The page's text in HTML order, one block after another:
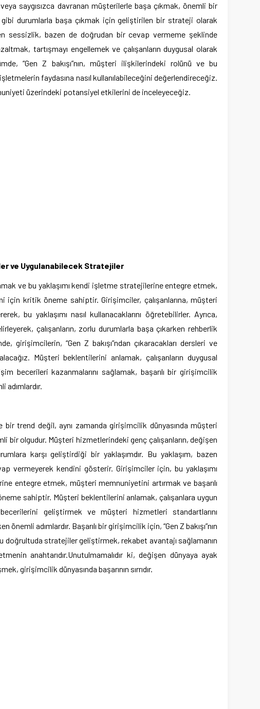
saygısızca davranan müşterilerle başa çıkmak, önemli bir
gibi durumlarla başa çıkmak için geliştirilen bir strateji olarak
sessizlik, bazen de doğrudan bir cevap vermeme şeklinde
tartışmayı engellemek ve çalışanların duygusal olarak
“Gen Z bakışı”nın, müşteri ilişkilerindeki rolünü ve bu
işletmelerin faydasına nasıl kullanılabileceğini değerlendireceğiz.
üzerindeki potansiyel etkilerini de inceleyeceğiz.
ve Uygulanabilecek Stratejiler
ve bu yaklaşımı kendi işletme stratejilerine entegre etmek,
için kritik öneme sahiptir. Girişimciler, çalışanlarına, müşteri
bu yaklaşımı nasıl kullanacaklarını öğretebilirler. Ayrıca,
çalışanların, zorlu durumlarla başa çıkarken rehberlik
girişimcilerin, “Gen Z bakışı”ndan çıkaracakları dersleri ve
Müşteri beklentilerini anlamak, çalışanların duygusal
becerileri kazanmalarını sağlamak, başarılı bir girişimcilik
adımlardır.
bir trend değil, aynı zamanda girişimcilik dünyasında müşteri
bir olgudur. Müşteri hizmetlerindeki genç çalışanların, değişen
karşı geliştirdiği bir yaklaşımdır. Bu yaklaşım, bazen
vermeyerek kendini gösterir. Girişimciler için, bu yaklaşımı
entegre etmek, müşteri memnuniyetini artırmak ve başarılı
sahiptir. Müşteri beklentilerini anlamak, çalışanlara uygun
geliştirmek ve müşteri hizmetleri standartlarını
önemli adımlardır. Başarılı bir girişimcilik için, “Gen Z bakışı”nın
stratejiler geliştirmek, rekabet avantajı sağlamanın
anahtarıdır.Unutulmamalıdır ki, değişen dünyaya ayak
girişimcilik dünyasında başarının sırrıdır.